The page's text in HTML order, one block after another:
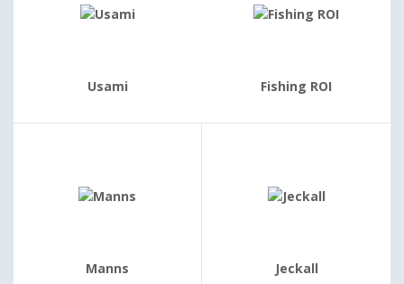
Usami Fishing ROI
Manns Jeckall